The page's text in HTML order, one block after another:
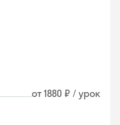
от 1880 ₽ / урок